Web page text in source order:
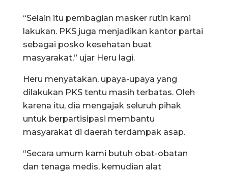
“Selain itu pembagian masker rutin kami
lakukan. PKS juga menjadikan kantor partai
sebagai posko kesehatan buat
masyarakat,” ujar Heru lagi.
Heru menyatakan, upaya-upaya yang
dilakukan PKS tentu masih terbatas. Oleh
karena itu, dia mengajak seluruh pihak
untuk berpartisipasi membantu
masyarakat di daerah terdampak asap.
“Secara umum kami butuh obat-obatan
dan tenaga medis, kemudian alat